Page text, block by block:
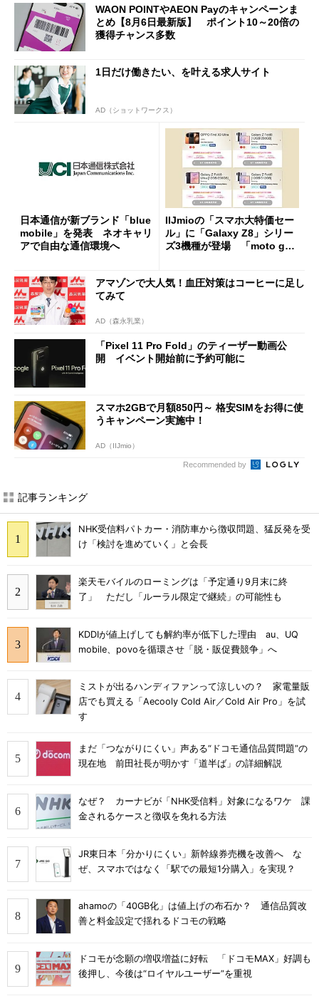
WAON POINTやAEON Payのキャンペーンま
とめ【8月6日最新版】 ポイント10～20倍の
獲得チャンス多数
1日だけ働きたい、を叶える求人サイト
AD（ショットワークス）
日本通信が新ブランド「blue
mobile」を発表 ネオキャリ
アで自由な通信環境へ
IIJmioの「スマホ大特価セー
ル」に「Galaxy Z8」シリー
ズ3機種が登場 「moto g37
アマゾンで大人気！血圧対策はコーヒーに足し
てみて
AD（森永乳業）
「Pixel 11 Pro Fold」のティーザー動画公
開 イベント開始前に予約可能に
スマホ2GBで月額850円～ 格安SIMをお得に使
うキャンペーン実施中！
AD（IIJmio）
Recommended by
記事ランキング
NHK受信料パトカー・消防車から徴収問題、猛反発を受
け「検討を進めていく」と会長
楽天モバイルのローミングは「予定通り9月末に終
了」 ただし「ルーラル限定で継続」の可能性も
KDDIが値上げしても解約率が低下した理由 au、UQ
mobile、povoを循環させ「脱・販促費競争」へ
ミストが出るハンディファンって涼しいの？ 家電量販
店でも買える「Aecooly Cold Air／Cold Air Pro」を試
す
まだ「つながりにくい」声ある“ドコモ通信品質問題”の
現在地 前田社長が明かす「道半ば」の詳細解説
なぜ？ カーナビが「NHK受信料」対象になるワケ 課
金されるケースと徴収を免れる方法
JR東日本「分かりにくい」新幹線券売機を改善へ な
ぜ、スマホではなく「駅での最短1分購入」を実現？
ahamoの「40GB化」は値上げの布石か？ 通信品質改
善と料金設定で揺れるドコモの戦略
ドコモが念願の増収増益に好転 「ドコモMAX」好調も
後押し、今後は“ロイヤルユーザー”を重視